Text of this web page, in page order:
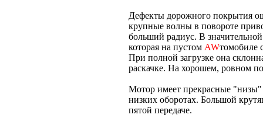
Дефекты дорожного покрытия
крупные волны в повороте
больший радиус. В
которая на пустом AWтомобиле
При полной загрузке она
раскачке. На хорошем, ровном
Мотор имеет прекрасные
низких оборотах. Большой
пятой передаче.